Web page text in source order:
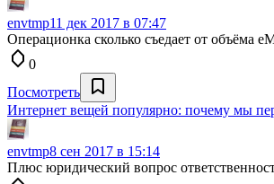
envtmp11 дек 2017 в 07:47
Операционка сколько съедает от объёма
0
Посмотреть
Интернет вещей популярно: почему мы
envtmp8 сен 2017 в 15:14
Плюс юридический вопрос